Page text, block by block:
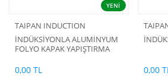
YENİ
TAIPAN INDUCTION
İNDÜKSİYONLA ALUMİNYUM
FOLYO KAPAK YAPIŞTIRMA
0,00 TL 0,00